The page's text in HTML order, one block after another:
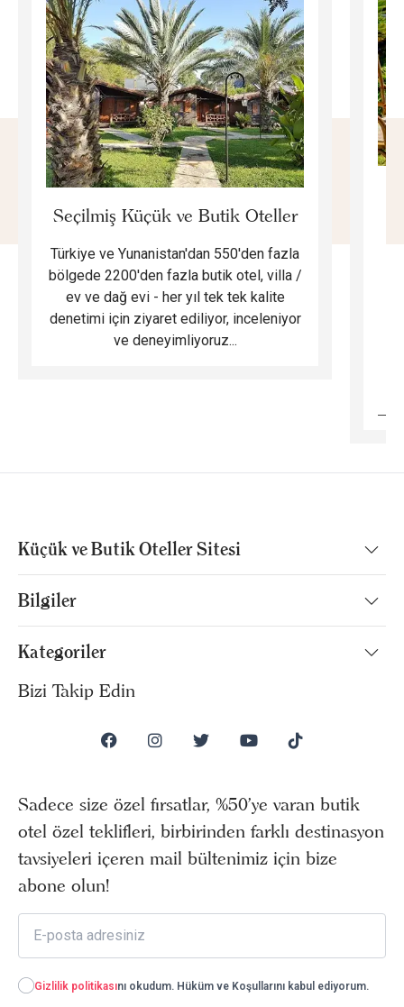
Seçilmiş Küçük ve Butik Oteller
Türkiye ve Yunanistan'dan 550'den fazla
bölgede 2200'den fazla butik otel, villa /
ev ve dağ evi - her yıl tek tek kalite
denetimi için ziyaret ediliyor, inceleniyor
ve deneyimliyoruz...
Küçük ve Butik Oteller Sitesi
Bilgiler
Kategoriler
Bizi Takip Edin
Sadece size özel fırsatlar, %50’ye varan butik
otel özel teklifleri, birbirinden farklı destinasyon
tavsiyeleri içeren mail bültenimiz için bize
abone olun!
Gizlilik politikasını okudum. Hüküm ve Koşullarını kabul ediyorum.